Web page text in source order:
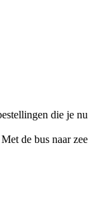
die je nu
de bus naar zee